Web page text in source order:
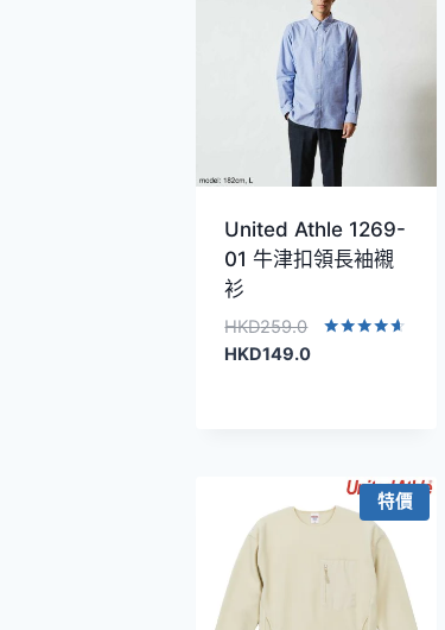
United Athle 1269-
01 牛津扣領長袖襯
衫
HKD259.0原
始
HKD149.0目
特價